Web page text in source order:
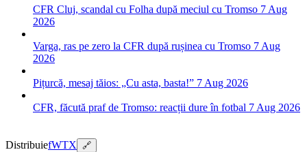
CFR Cluj, scandal cu Folha după meciul cu Tromso 7 Aug
2026
Varga, ras pe zero la CFR după rușinea cu Tromso 7 Aug
2026
Pițurcă, mesaj tăios: „Cu asta, basta!” 7 Aug 2026
CFR, făcută praf de Tromso: reacții dure în fotbal 7 Aug 2026
DistribuiefWTX 🔗